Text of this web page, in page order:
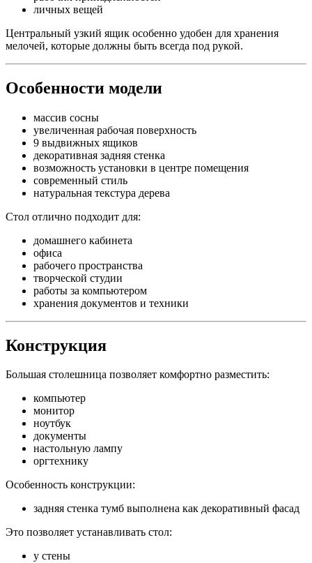
личных вещей
Центральный узкий ящик особенно удобен для хранения
мелочей, которые должны быть всегда под рукой.
Особенности модели
массив сосны
увеличенная рабочая поверхность
9 выдвижных ящиков
декоративная задняя стенка
возможность установки в центре помещения
современный стиль
натуральная текстура дерева
Стол отлично подходит для:
домашнего кабинета
офиса
рабочего пространства
творческой студии
работы за компьютером
хранения документов и техники
Конструкция
Большая столешница позволяет комфортно разместить:
компьютер
монитор
ноутбук
документы
настольную лампу
оргтехнику
Особенность конструкции:
задняя стенка тумб выполнена как декоративный фасад
Это позволяет устанавливать стол:
у стены